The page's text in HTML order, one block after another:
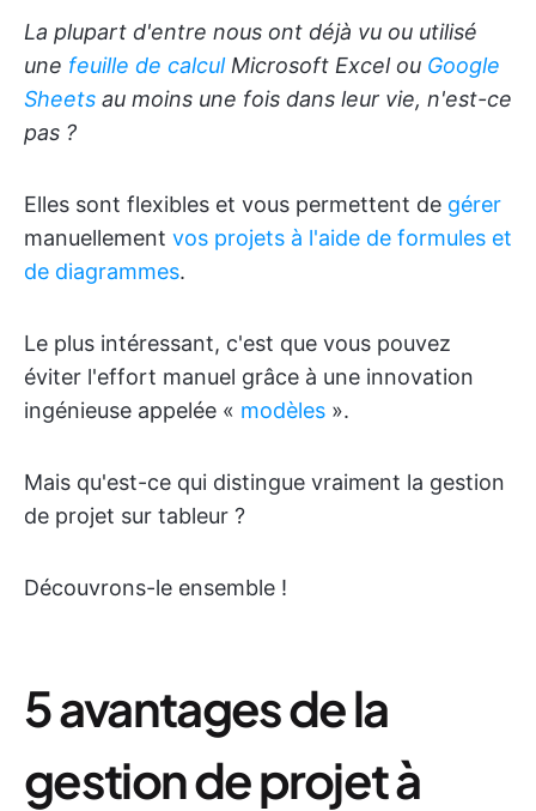
La plupart d'entre nous ont déjà vu ou utilisé
une feuille de calculMicrosoft Excel ou Google
Sheets au moins une fois dans leur vie, n'est-ce
pas ?
Elles sont flexibles et vous permettent de gérer
manuellement vos projets à l'aide de formules et
de diagrammes.
Le plus intéressant, c'est que vous pouvez
éviter l'effort manuel grâce à une innovation
ingénieuse appelée « modèles ».
Mais qu'est-ce qui distingue vraiment la gestion
de projet sur tableur ?
Découvrons-le ensemble !
5 avantages de la
gestion de projet à